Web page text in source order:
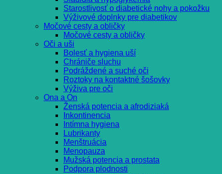
Starostlivosť o diabetické nohy a pokožku
Výživové doplnky pre diabetikov
Močové cesty a obličky
Močové cesty a obličky
Oči a uši
Bolesť a hygiena uší
Chrániče sluchu
Podráždené a suché oči
Roztoky na kontaktné šošovky
Výživa pre oči
Ona a On
Ženská potencia a afrodiziaká
Inkontinencia
Intímna hygiena
Lubrikanty
Menštruácia
Menopauza
Mužská potencia a prostata
Podpora plodnosti